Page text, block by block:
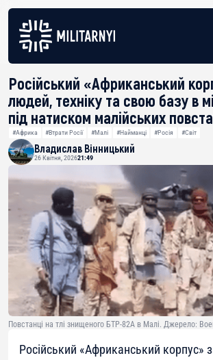
Російський «Африканський
людей, техніку та свою базу в
під натиском малійських
#Африка #Втрати Росії #Малі #Найманці #Росія #Світ
Владислав Вінницький
26 Квітня, 202621:49
Повстанці на тлі знищеного БТР-82А в Малі. Джерело:
Російський «Африканський корпус»